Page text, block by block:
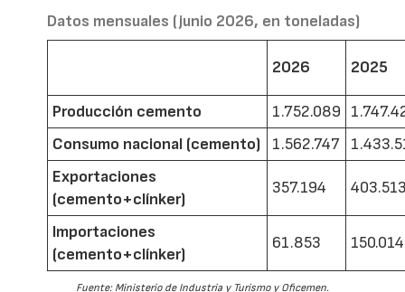
Datos mensuales (junio 2026, en toneladas)
2026 2025
Producción cemento 1.752.089
Consumo nacional (cemento)
1.562.747
Exportaciones
(cemento+clínker)
357.194
Importaciones
(cemento+clínker)
61.853 150.014
Fuente: Ministerio de Industria y Turismo y Oficemen.